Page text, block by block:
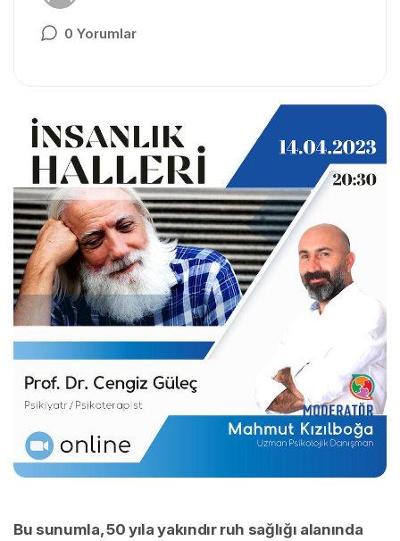
0 Yorumlar
Bu sunumla, 50 yıla yakındır ruh sağlığı alanında